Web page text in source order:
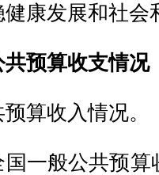
康发展和社会
预算收支情况
收入情况。
般公共预算